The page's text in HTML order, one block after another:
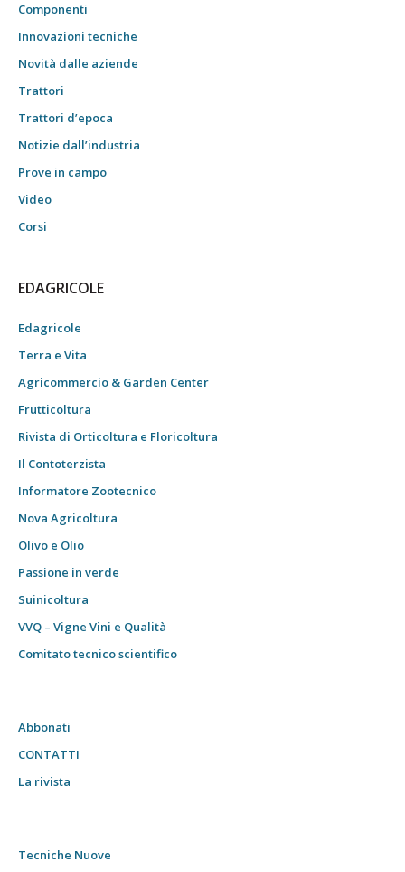
Componenti
Innovazioni tecniche
Novità dalle aziende
Trattori
Trattori d’epoca
Notizie dall’industria
Prove in campo
Video
Corsi
EDAGRICOLE
Edagricole
Terra e Vita
Agricommercio & Garden Center
Frutticoltura
Rivista di Orticoltura e Floricoltura
Il Contoterzista
Informatore Zootecnico
Nova Agricoltura
Olivo e Olio
Passione in verde
Suinicoltura
VVQ – Vigne Vini e Qualità
Comitato tecnico scientifico
Abbonati
CONTATTI
La rivista
Tecniche Nuove